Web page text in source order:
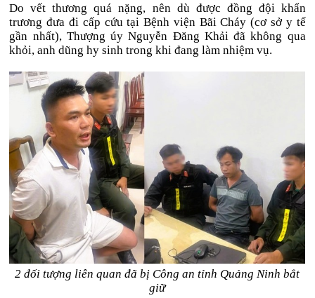
Do vết thương quá nặng, nên dù được đồng đội khẩn
trương đưa đi cấp cứu tại Bệnh viện Bãi Cháy (cơ sở y tế
gần nhất), Thượng úy Nguyễn Đăng Khải đã không qua
khỏi, anh dũng hy sinh trong khi đang làm nhiệm vụ.
2 đối tượng liên quan đã bị Công an tỉnh Quảng Ninh bắt
giữ